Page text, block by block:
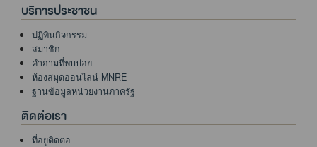
บริการประชาชน
ปฏิทินกิจกรรม
สมาชิก
คำถามที่พบบ่อย
ห้องสมุดออนไลน์ MNRE
ฐานข้อมูลหน่วยงานภาครัฐ
ติดต่อเรา
ที่อยู่ติดต่อ